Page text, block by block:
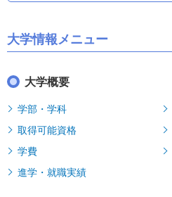
大学情報メニュー
大学概要
学部・学科
取得可能資格
学費
進学・就職実績